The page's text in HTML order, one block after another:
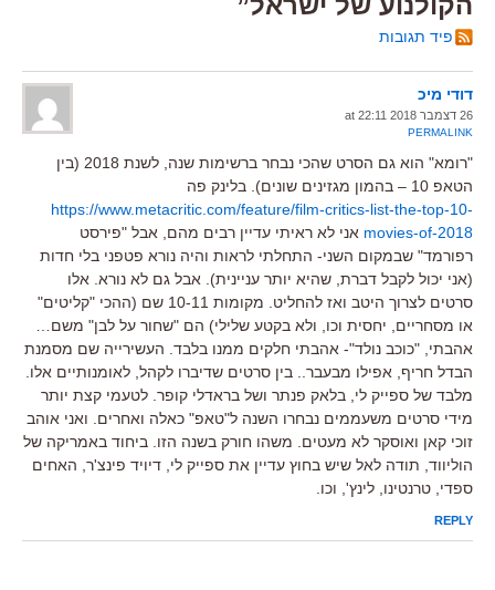
פיד תגובות
דודי מיכ
26 דצמבר 2018 at 22:11
PERMALINK
"רומא" הוא גם הסרט שהכי נבחר ברשימות שנה, לשנת 2018 (בין
הטאפ 10 – בהמון מגזינים שונים). בלינק פה
https://www.metacritic.com/feature/film-critics-list-the-top-10-
movies-of-2018 אני לא ראיתי עדיין רבים מהם, אבל "פירסט
רפורמד" שבמקום השני- התחלתי לראות והיה נורא פטפני בלי חדות
(אני יכול לקבל דברת, שהיא יותר עניינית). אבל גם לא נורא. אלו
סרטים לצרוך היטב ואז להחליט. מקומות 10-11 שם (ההכי "קליטים"
או מסחריים, יחסית וכו, ולא בקטע שלילי) הם "שחור על לבן" משם…
אהבתי, "כוכב נולד"- אהבתי חלקים ממנו בלבד. העשירייה שם מסמנת
הבדל חריף, אפילו מבעבר.. בין סרטים שדיברו לקהל, לאומנותיים אלו.
מלבד של ספייק לי, בלאק פנתר ושל בראדלי קופר. לטעמי קצת יותר
מידי סרטים משעממים נבחרו השנה ל"טאפ" כאלה ואחרים. ואני אוהב
זוכי קאן ואוסקר לא מעטים. משהו חורק בשנה הזו. ביחוד באמריקה של
הוליווד, תודה לאל שיש בחוץ עדיין את ספייק לי, דיויד פינצ'ר, האחים
ספדי, טרנטינו, לינץ', וכו.
REPLY